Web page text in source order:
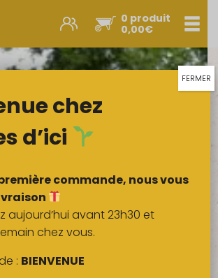
0 produit
0,00€
et nouveautés
Légumes & œufs
Fruits
Viandes
Boulangerie
Crémerie
Poissons
Épicerie sucrée
chez
d’ici
commande, nous vous
aujourd’hui avant 23h30 et
chez vous.
: BIENVENUE
FERMER